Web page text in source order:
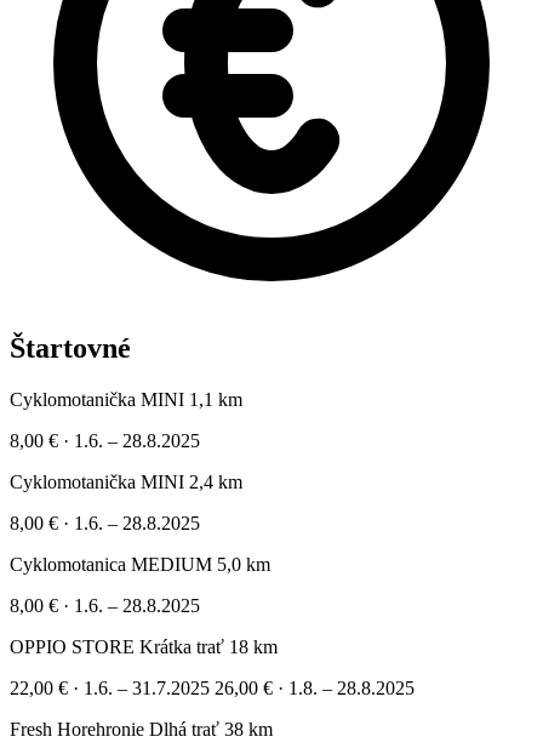
Štartovné
Cyklomotanička MINI 1,1 km
8,00 € · 1.6. – 28.8.2025
Cyklomotanička MINI 2,4 km
8,00 € · 1.6. – 28.8.2025
Cyklomotanica MEDIUM 5,0 km
8,00 € · 1.6. – 28.8.2025
OPPIO STORE Krátka trať 18 km
22,00 € · 1.6. – 31.7.2025 26,00 € · 1.8. – 28.8.2025
Fresh Horehronie Dlhá trať 38 km